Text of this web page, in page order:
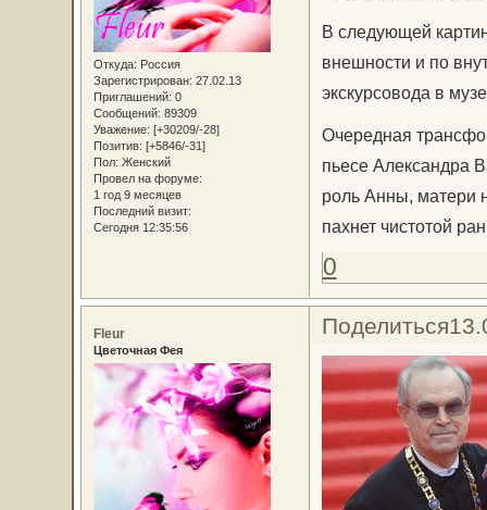
Откуда: Россия
Зарегистрирован: 27.02.13
Приглашений: 0
Сообщений: 89309
Уважение: [+30209/-28]
Позитив: [+5846/-31]
Пол: Женский
Провел на форуме:
1 год 9 месяцев
Последний визит:
Сегодня 12:35:56
В следующей
внешности и по
экскурсовода в
Очередная
пьесе Александра
роль Анны, матери
пахнет чистотой
0
Поделиться
Fleur
Цветочная Фея